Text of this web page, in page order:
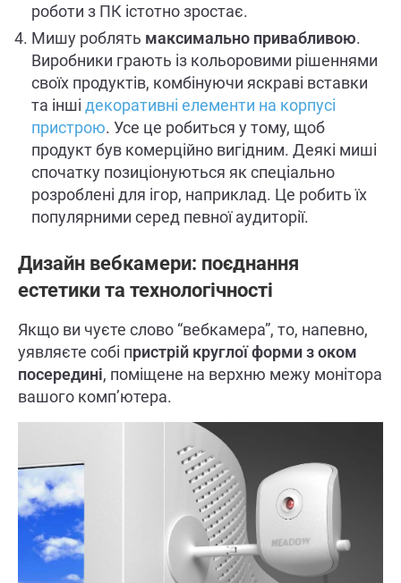
роботи з ПК істотно зростає.
Мишу роблять максимально привабливою.
Виробники грають із кольоровими рішеннями
своїх продуктів, комбінуючи яскраві вставки
та інші декоративні елементи на корпусі
пристрою. Усе це робиться у тому, щоб
продукт був комерційно вигідним. Деякі миші
спочатку позиціонуються як спеціально
розроблені для ігор, наприклад. Це робить їх
популярними серед певної аудиторії.
Дизайн вебкамери: поєднання
естетики та технологічності
Якщо ви чуєте слово “вебкамера”, то, напевно,
уявляєте собі пристрій круглої форми з оком
посередині, поміщене на верхню межу монітора
вашого комп’ютера.